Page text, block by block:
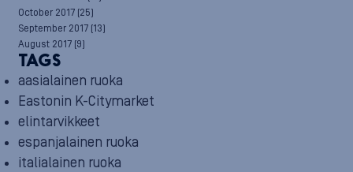
October 2017 (25)
September 2017 (13)
August 2017 (9)
TAGS
aasialainen ruoka
Eastonin K-Citymarket
elintarvikkeet
espanjalainen ruoka
italialainen ruoka